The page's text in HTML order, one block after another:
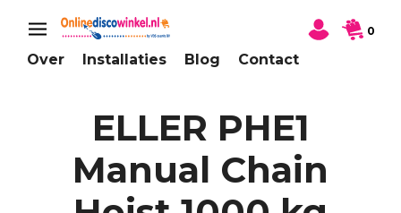
Over Installaties Blog Contact
0
ELLER PHE1
Manual Chain